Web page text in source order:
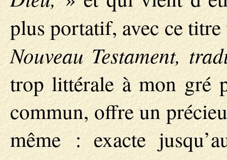
plus portatif, avec ce
Nouveau Testament,
trop littérale à mon gré
commun, offre un
même : exacte